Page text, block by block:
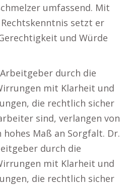
umfassend. Mit
setzt er
und Würde
durch die
mit Klarheit und
die rechtlich sicher
sind, verlangen von
Maß an Sorgfalt. Dr.
durch die
mit Klarheit und
die rechtlich sicher